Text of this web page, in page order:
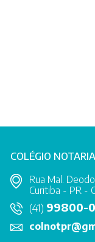
COLÉGIO
Rua Mal.
Curitiba - PR -
(41) 99800-